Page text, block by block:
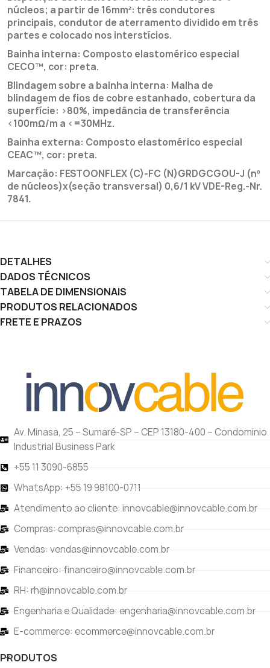
núcleos; a partir de 16mm²: três condutores
principais, condutor de aterramento dividido em três
partes e colocado nos interstícios.
Bainha interna: Composto elastomérico especial
CECO™, cor: preta.
Blindagem sobre a bainha interna: Malha de
blindagem de fios de cobre estanhado, cobertura da
superfície: >80%, impedância de transferência
<100mΩ/m a <=30MHz.
Bainha externa: Composto elastomérico especial
CEAC™, cor: preta.
Marcação: FESTOONFLEX (C)-FC (N)GRDGCGOU-J (nº
de núcleos)x(seção transversal) 0,6/1 kV VDE-Reg.-Nr.
7841.
DETALHES
DADOS TÉCNICOS
TABELA DE DIMENSIONAIS
PRODUTOS RELACIONADOS
FRETE E PRAZOS
Av. Minasa, 25 – Sumaré-SP – CEP 13180-400 – Condominio
Industrial Business Park
+55 11 3090-6855
WhatsApp: +55 19 98100-0711
Atendimento ao cliente: innovcable@innovcable.com.br
Compras: compras@innovcable.com.br
Vendas: vendas@innovcable.com.br
Financeiro: financeiro@innovcable.com.br
RH: rh@innovcable.com.br
Engenharia e Qualidade: engenharia@innovcable.com.br
E-commerce: ecommerce@innovcable.com.br
PRODUTOS